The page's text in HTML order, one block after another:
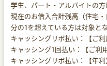
学生、パート・アルバイトの方
現在のお借入合計残高（住宅
分の1を超えている方は対象と
キャッシングリボ払い：【ご
キャッシング1回払い：【ご利
キャッシングリボ払い：【年